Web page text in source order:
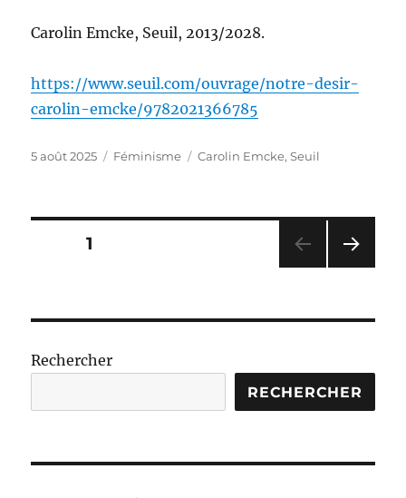
Carolin Emcke, Seuil, 2013/2028.
https://www.seuil.com/ouvrage/notre-desir-
carolin-emcke/9782021366785
Publié
5 août 2025 Catégories
Féminisme Étiquettes
Carolin Emcke,Seuil
Pagination
publications
PAGE1
ANT
Rechercher
RECHERCHER